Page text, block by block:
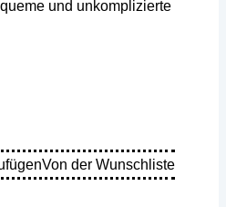
und unkomplizierte
Von der Wunschliste